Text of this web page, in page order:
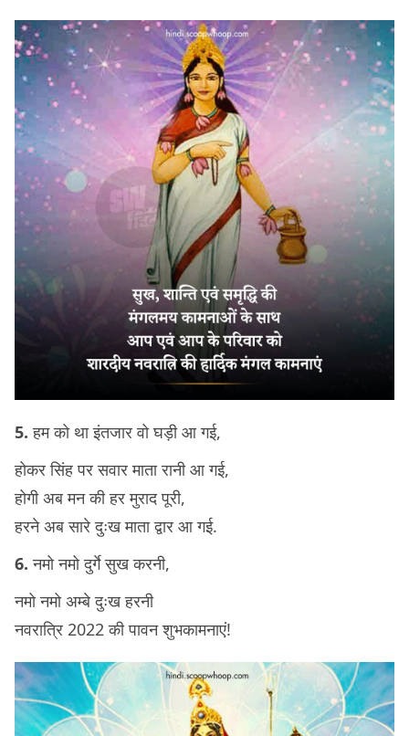
5. हम को था इंतजार वो घड़ी आ गई,
होकर सिंह पर सवार माता रानी आ गई,
होगी अब मन की हर मुराद पूरी,
हरने अब सारे दुःख माता द्वार आ गई.
6. नमो नमो दुर्गे सुख करनी,
नमो नमो अम्बे दुःख हरनी
नवरात्रि 2022 की पावन शुभकामनाएं!